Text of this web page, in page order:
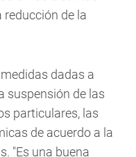
reducción de la
dadas a
suspensión de las
particulares, las
de acuerdo a la
"Es una buena